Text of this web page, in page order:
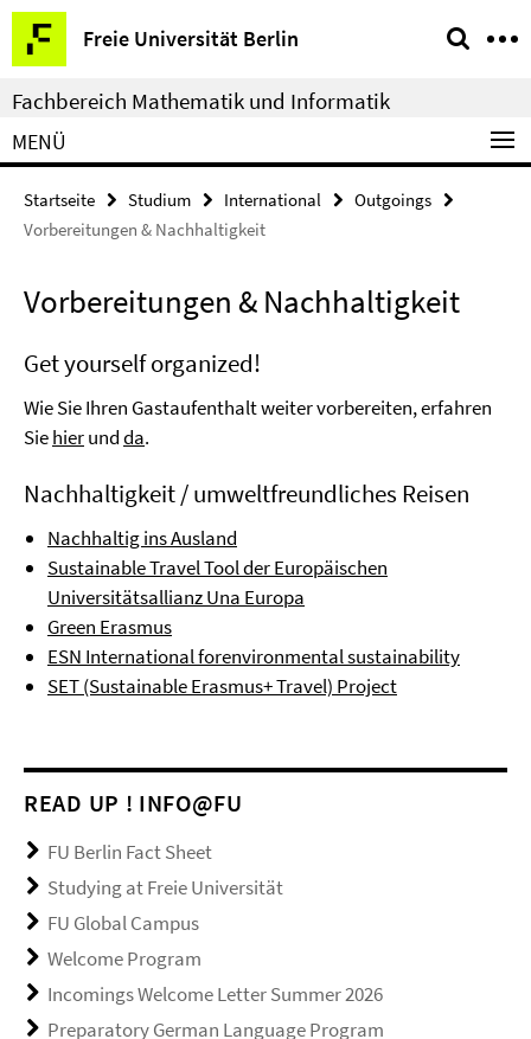
Springe
direkt
zu
Inhalt
Freie Universität Berlin
Service-
Navigation
Fachbereich Mathematik und Informatik
MENÜ
Startseite Studium International
Outgoings
Vorbereitungen & Nachhaltigkeit
Vorbereitungen & Nachhaltigkeit
Get yourself organized!
Wie Sie Ihren Gastaufenthalt weiter vorbereiten, erfahren
Siehierundda.
Nachhaltigkeit / umweltfreundliches Reisen
Nachhaltig ins Ausland
Sustainable Travel Tool der Europäischen
Universitätsallianz Una Europa
Green Erasmus
ESN International forenvironmental sustainability
SET (Sustainable Erasmus+ Travel) Project
READ UP ! INFO@FU
FU Berlin Fact Sheet
Studying at Freie Universität
FU Global Campus
Welcome Program
Incomings Welcome Letter Summer 2026
Preparatory German Language Program